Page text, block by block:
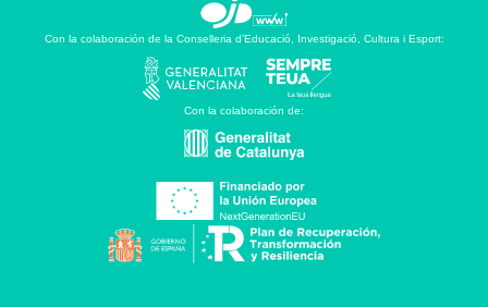
Con la colaboración de la Conselleria d’Educació, Investigació, Cultura i Esport:
Con la colaboración de: